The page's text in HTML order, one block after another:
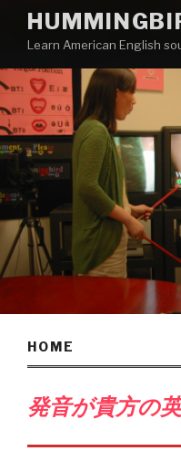
Learn American English
HOME
発音が貴方の